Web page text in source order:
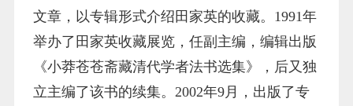
文章，以专辑形式介绍田家英的收藏。1991年
举办了田家英收藏展览，任副主编，编辑出版
《小莽苍苍斋藏清代学者法书选集》，后又独
立主编了该书的续集。2002年9月，出版了专